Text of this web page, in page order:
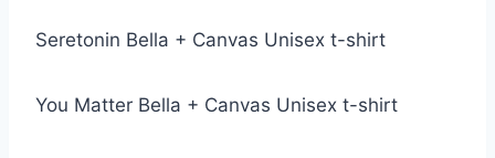
Seretonin Bella + Canvas Unisex t-shirt
You Matter Bella + Canvas Unisex t-shirt